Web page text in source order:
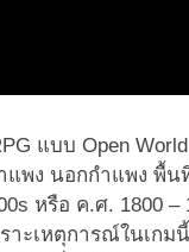
แบบ Open
พง นอกกำแพง พื้น
หรือ ค.ศ. 1800 –
าะเหตุการณ์ในเกม